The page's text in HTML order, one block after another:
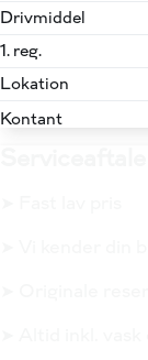
Drivmiddel
1. reg.
Lokation
Kontant